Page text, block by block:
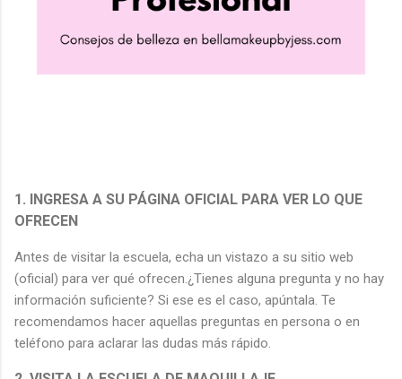
1. INGRESA A SU PÁGINA OFICIAL PARA VER LO QUE
OFRECEN
Antes de visitar la escuela, echa un vistazo a su sitio web
(oficial) para ver qué ofrecen.¿Tienes alguna pregunta y no hay
información suficiente? Si ese es el caso, apúntala. Te
recomendamos hacer aquellas preguntas en persona o en
teléfono para aclarar las dudas más rápido.